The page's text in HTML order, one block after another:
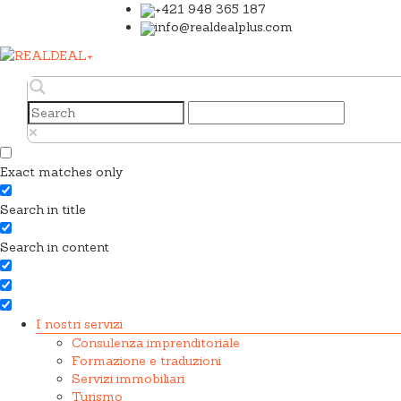
+421 948 365 187
info@realdealplus.com
Exact matches only
Search in title
Search in content
I nostri servizi
Consulenza imprenditoriale
Formazione e traduzioni
Servizi immobiliari
Turismo